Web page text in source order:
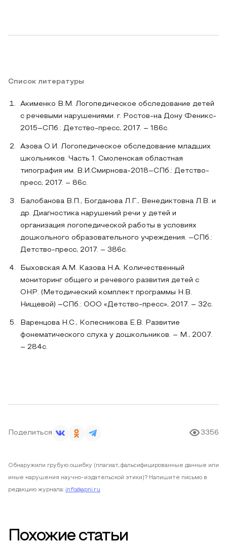
Список литературы
Акименко В.М. Логопедическое обследование детей
с речевыми нарушениями. г. Ростов-на Дону Феникс-
2015–СПб.: Детство-пресс, 2017. – 186с.
Азова О.И. Логопедическое обследование младших
школьников. Часть 1. Смоленская областная
типография им. В.И.Смирнова-2018–СПб.: Детство-
пресс, 2017. – 86с.
Балобанова В.П., Богданова Л.Г., Венедиктовна Л.В. и
др. Диагностика нарушений речи у детей и
организация логопедической работы в условиях
дошкольного образовательного учреждения. –СПб.:
Детство-пресс, 2017. – 386с.
Быховская А.М. Казова Н.А. Количественный
мониторинг общего и речевого развития детей с
ОНР. (Методический комплект программы Н.В.
Нищевой) –СПб.: ООО «Детство-пресс», 2017. – 32с.
Варенцова Н.С., Колесникова Е.В. Развитие
фонематического слуха у дошкольников. – М., 2007.
– 284с.
Поделиться 3356
Обнаружили грубую ошибку (плагиат, фальсифицированные данные или
иные нарушения научно-издательской этики)? Напишите письмо в
редакцию журнала: info@apni.ru
Похожие статьи